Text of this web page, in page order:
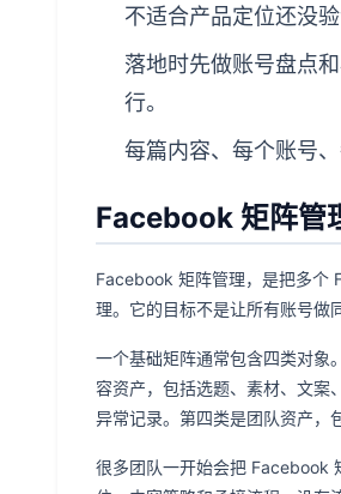
不适合产品定位还没
落地时先做账号盘点
行。
每篇内容、每个账号
Facebook 矩阵管
Facebook 矩阵管理，是把多个
理。它的目标不是让所有账号做
一个基础矩阵通常包含四类对象
容资产，包括选题、素材、文案
异常记录。第四类是团队资产，
很多团队一开始会把 Facebook